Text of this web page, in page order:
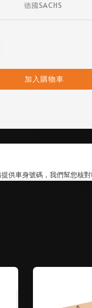
德國SACHS
加入購物車
供車身號碼，我們幫您核